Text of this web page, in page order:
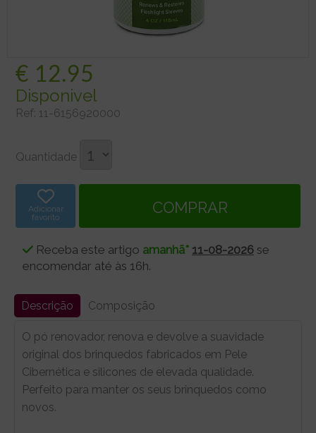
€ 12.95
Disponivel
Ref: 11-6156920000
Quantidade
Adicionar
favorito
Receba este artigo amanhã* 11-08-2026 se
encomendar até às 16h.
Descrição Composição
O pó renovador, renova e devolve a suavidade
original dos brinquedos fabricados em Pele
Cibernética e silicones de elevada qualidade.
Perfeito para manter os seus brinquedos como
novos.